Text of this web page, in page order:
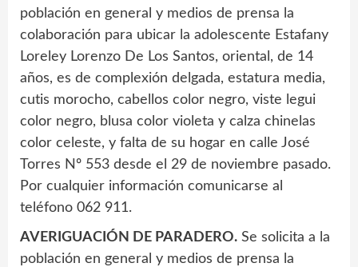
población en general y medios de prensa la
colaboración para ubicar la adolescente Estafany
Loreley Lorenzo De Los Santos, oriental, de 14
años, es de complexión delgada, estatura media,
cutis morocho, cabellos color negro, viste legui
color negro, blusa color violeta y calza chinelas
color celeste, y falta de su hogar en calle José
Torres Nº 553 desde el 29 de noviembre pasado.
Por cualquier información comunicarse al
teléfono 062 911.
AVERIGUACIÓN DE PARADERO. Se solicita a la
población en general y medios de prensa la